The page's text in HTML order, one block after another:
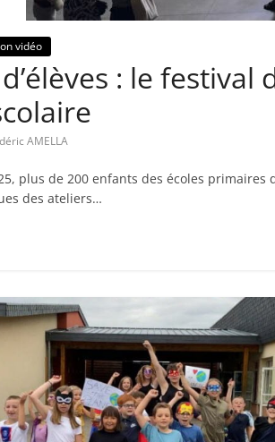
s
d
e
t
A
n
i
m
vidéo
: le
AMELLA
plus de 200 enfants des écoles
des ateliers…